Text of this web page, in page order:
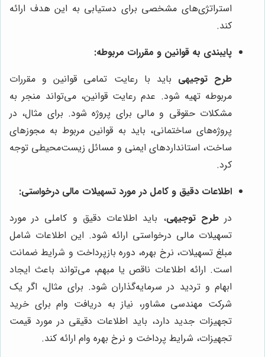
استراتژی‌های مشخصی برای دستیابی به این هدف ارائه
کند.
پایبندی به قوانین و مقررات مربوطه:
طرح توجیهی باید با رعایت تمامی قوانین و مقررات
مربوطه تهیه شود. عدم رعایت قوانین، می‌تواند منجر به
مشکلات حقوقی و مالی برای پروژه شود. برای مثال، در
پروژه‌های ساختمانی، باید به قوانین مربوط به مجوزهای
ساخت، استانداردهای ایمنی و مسائل زیست‌محیطی توجه
کرد.
اطلاعات دقیق و کامل در مورد تسهیلات مالی درخواستی:
درطرح توجیهی، باید اطلاعات دقیق و کاملی در مورد
تسهیلات مالی درخواستی ارائه شود. این اطلاعات شامل
مبلغ تسهیلات، نرخ بهره، دوره بازپرداخت و شرایط ضمانت
است. ارائه اطلاعات ناقص یا مبهم، می‌تواند باعث ایجاد
ابهام و تردید در سرمایه‌گذاران شود. برای مثال، اگر یک
شرکت مهندسی مشاور، نیاز به دریافت وام برای خرید
تجهیزات جدید دارد، باید اطلاعات دقیقی در مورد قیمت
تجهیزات، شرایط پرداخت و نرخ بهره وام ارائه کند.